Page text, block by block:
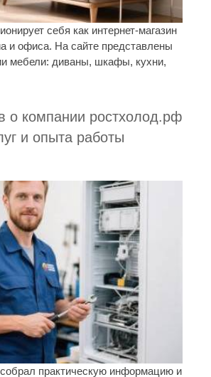
себя как интернет-магазин
и офиса. На сайте представлены
мебели: диваны, шкафы, кухни,
о компании ростхолод.рф
и опыта работы
практическую информацию и